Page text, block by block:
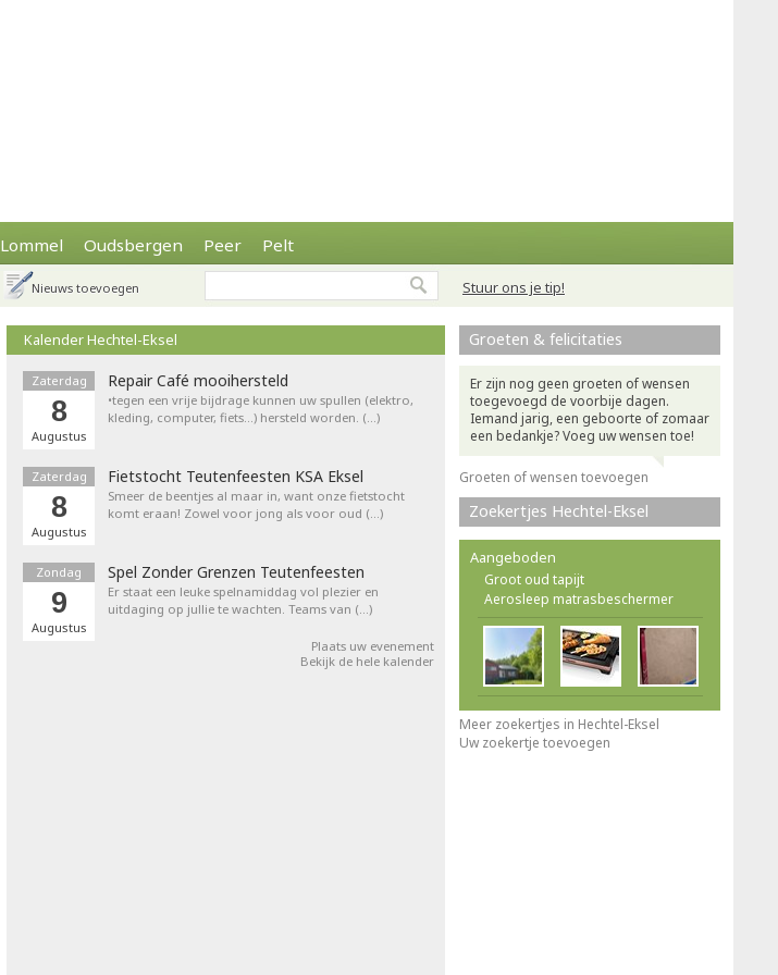
Lommel Oudsbergen Peer Pelt
Stuur ons je tip!
Nieuws toevoegen
Kalender Hechtel-Eksel
Zaterdag
8
Augustus
Repair Café mooihersteld
•tegen een vrije bijdrage kunnen uw spullen (elektro,
kleding, computer, fiets…) hersteld worden. (…)
Zaterdag
8
Augustus
Fietstocht Teutenfeesten KSA Eksel
Smeer de beentjes al maar in, want onze fietstocht
komt eraan! Zowel voor jong als voor oud (…)
Zondag
9
Augustus
Spel Zonder Grenzen Teutenfeesten
Er staat een leuke spelnamiddag vol plezier en
uitdaging op jullie te wachten. Teams van (…)
Plaats uw evenement
Bekijk de hele kalender
Groeten & felicitaties
Er zijn nog geen groeten of wensen
toegevoegd de voorbije dagen.
Iemand jarig, een geboorte of zomaar
een bedankje? Voeg uw wensen toe!
Groeten of wensen toevoegen
Zoekertjes Hechtel-Eksel
Aangeboden
Groot oud tapijt
Aerosleep matrasbeschermer
Meer zoekertjes in Hechtel-Eksel
Uw zoekertje toevoegen